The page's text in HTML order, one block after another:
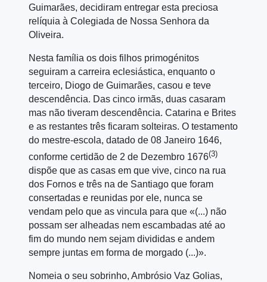
Guimarães, decidiram entregar esta preciosa
relíquia à Colegiada de Nossa Senhora da
Oliveira.
Nesta família os dois filhos primogénitos
seguiram a carreira eclesiástica, enquanto o
terceiro, Diogo de Guimarães, casou e teve
descendência. Das cinco irmãs, duas casaram
mas não tiveram descendência. Catarina e Brites
e as restantes três ficaram solteiras. O testamento
do mestre‑escola, datado de 08 Janeiro 1646,
conforme certidão de 2 de Dezembro 1676(3)
dispõe que as casas em que vive, cinco na rua
dos Fornos e três na de Santiago que foram
consertadas e reunidas por ele, nunca se
vendam pelo que as vincula para que «(...) não
possam ser alheadas nem escambadas até ao
fim do mundo nem sejam divididas e andem
sempre juntas em forma de morgado (...)».
Nomeia o seu sobrinho, Ambrósio Vaz Golias,